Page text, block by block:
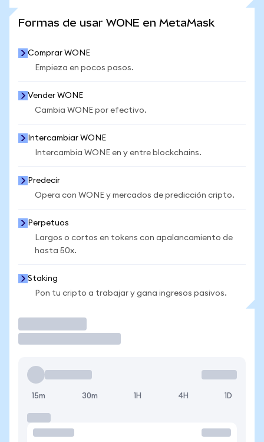
Formas de usar WONE en MetaMask
Comprar WONE
Empieza en pocos pasos.
Vender WONE
Cambia WONE por efectivo.
Intercambiar WONE
Intercambia WONE en y entre blockchains.
Predecir
Opera con WONE y mercados de predicción cripto.
Perpetuos
Largos o cortos en tokens con apalancamiento de
hasta 50x.
Staking
Pon tu cripto a trabajar y gana ingresos pasivos.
15m 30m 1H 4H 1D